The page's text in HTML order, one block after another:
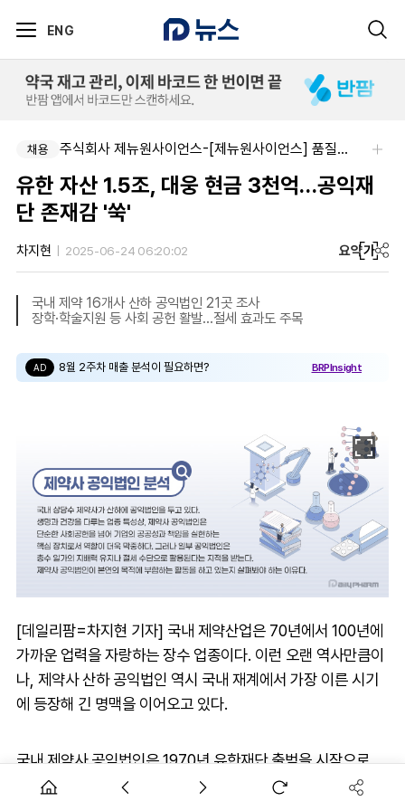
ENG
채용 주식회사 제뉴원사이언스-[제뉴원사이언스] 품질관리약사 모집(경력무관)
유한 자산 1.5조, 대웅 현금 3천억…공익재
단 존재감 '쑥'
차지현 2025-06-24 06:20:02 요약가
국내 제약 16개사 산하 공익법인 21곳 조사
장학·학술지원 등 사회 공헌 활발...절세 효과도 주목
AD 8월 2주차 매출 분석이 필요하면? BRPInsight
[데일리팜=차지현 기자] 국내 제약산업은 70년에서 100년에
가까운 업력을 자랑하는 장수 업종이다. 이런 오랜 역사만큼이
나, 제약사 산하 공익법인 역시 국내 재계에서 가장 이른 시기
에 등장해 긴 명맥을 이어오고 있다.
국내 제약사 공익법인은 1970년 유한재단 출범을 시작으로,
종근당(고촌재단), 국제약품(효림장학재단), 대웅(대웅재단)